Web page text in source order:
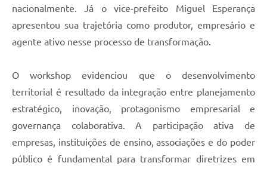
nacionalmente. Já o vice-prefeito Miguel Esperança
apresentou sua trajetória como produtor, empresário e
agente ativo nesse processo de transformação.
O workshop evidenciou que o desenvolvimento
territorial é resultado da integração entre planejamento
estratégico, inovação, protagonismo empresarial e
governança colaborativa. A participação ativa de
empresas, instituições de ensino, associações e do poder
público é fundamental para transformar diretrizes em